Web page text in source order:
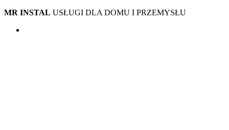
MR INSTAL USŁUGI DLA DOMU I PRZEMYSŁU